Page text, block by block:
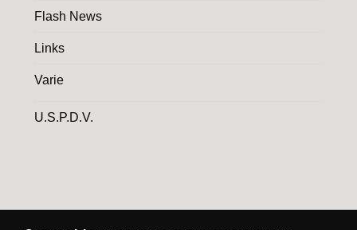
Flash News
Links
Varie
U.S.P.D.V.